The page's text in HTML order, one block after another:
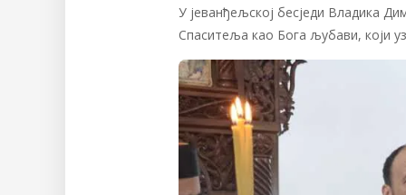
У јеванђељској бесједи Владика
Спаситеља као Бога љубави, који